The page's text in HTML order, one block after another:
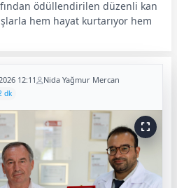
ödüllendirilen düzenli kan
hem hayat kurtarıyor hem
12:11
Nida Yağmur Mercan
dk